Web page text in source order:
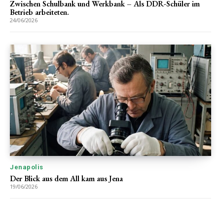
Zwischen Schulbank und Werkbank – Als DDR-Schüler im
Betrieb arbeiteten.
24/06/2026
Jenapolis
Der Blick aus dem All kam aus Jena
19/06/2026